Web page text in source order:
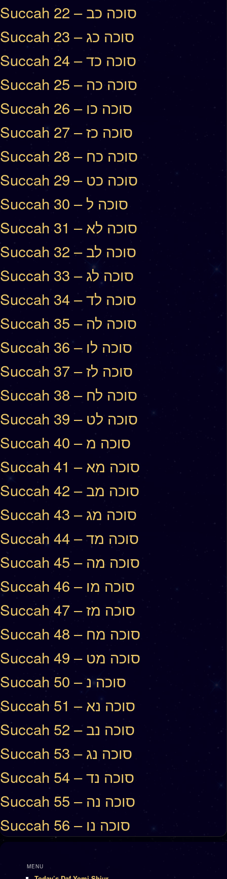
Succah 22 – סוכה כב
Succah 23 – סוכה כג
Succah 24 – סוכה כד
Succah 25 – סוכה כה
Succah 26 – סוכה כו
Succah 27 – סוכה כז
Succah 28 – סוכה כח
Succah 29 – סוכה כט
Succah 30 – סוכה ל
Succah 31 – סוכה לא
Succah 32 – סוכה לב
Succah 33 – סוכה לג
Succah 34 – סוכה לד
Succah 35 – סוכה לה
Succah 36 – סוכה לו
Succah 37 – סוכה לז
Succah 38 – סוכה לח
Succah 39 – סוכה לט
Succah 40 – סוכה מ
Succah 41 – סוכה מא
Succah 42 – סוכה מב
Succah 43 – סוכה מג
Succah 44 – סוכה מד
Succah 45 – סוכה מה
Succah 46 – סוכה מו
Succah 47 – סוכה מז
Succah 48 – סוכה מח
Succah 49 – סוכה מט
Succah 50 – סוכה נ
Succah 51 – סוכה נא
Succah 52 – סוכה נב
Succah 53 – סוכה נג
Succah 54 – סוכה נד
Succah 55 – סוכה נה
Succah 56 – סוכה נו
MENU